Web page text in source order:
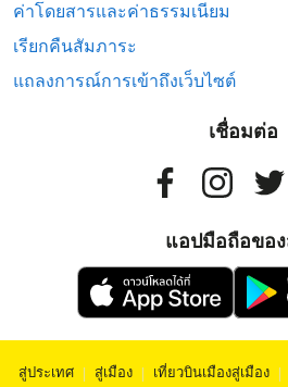
ค่าโดยสารและค่าธรรมเนียม
เรียกคืนสัมภาระ
แถลงการณ์การเข้าถึงเว็บไซต์
เชื่อมต่อ
แอปมือถือขอ
สู่ประเทศ | สู่เมือง | เที่ยวบินเมืองสู่เมือง |